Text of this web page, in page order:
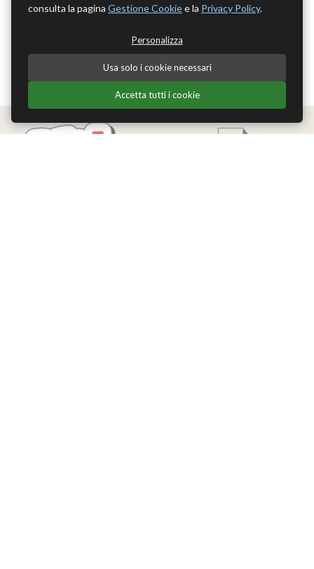
consulta la pagina Gestione Cookiee la Privacy Policy.
Personalizza
Usa solo i cookie necessari
Accetta tutti i cookie